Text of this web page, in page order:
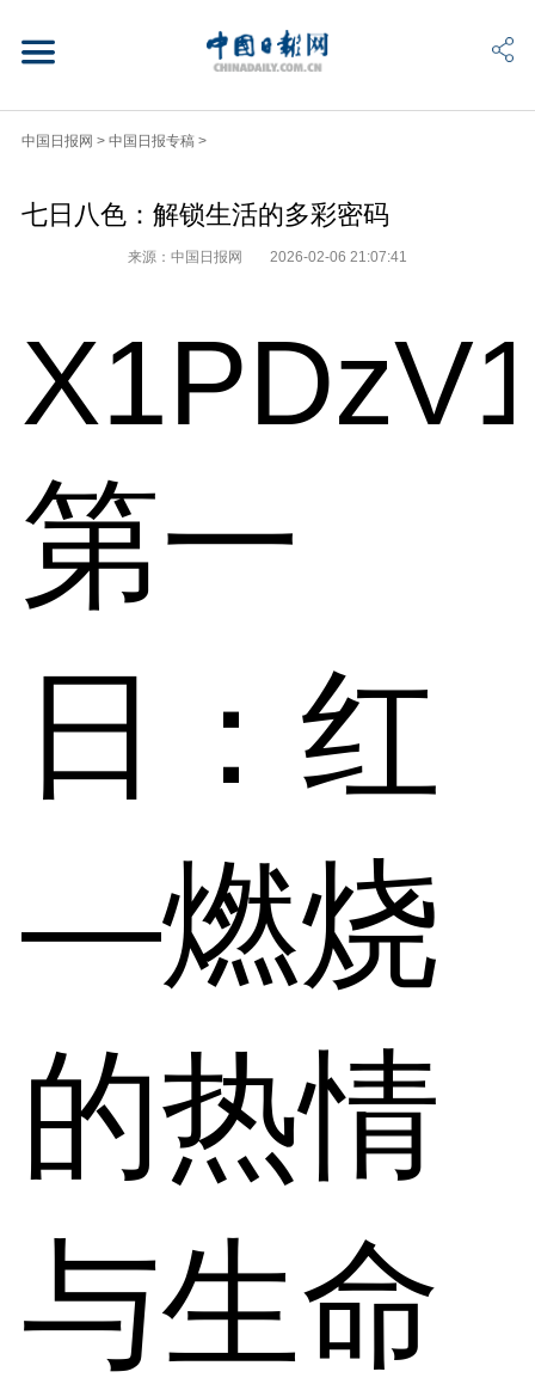
中国日报网 > 中国日报专稿 >
七日八色：解锁生活的多彩密码
来源：中国日报网 2026-02-06 21:07:41
第一
日：红
—燃烧
的热情
与生命